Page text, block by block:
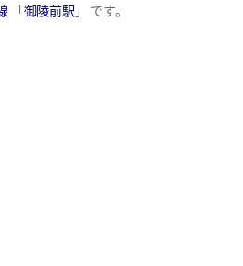
「御陵前駅 」 です。